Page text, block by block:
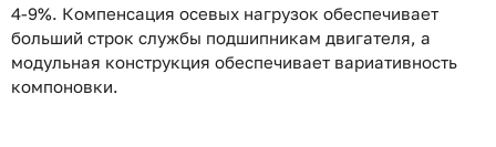
4-9%. Компенсация осевых нагрузок обеспечивает
больший строк службы подшипникам двигателя, а
модульная конструкция обеспечивает вариативность
компоновки.